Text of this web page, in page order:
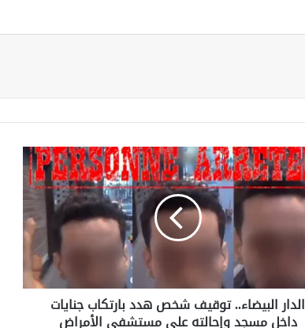
الدار البيضاء.. توقيف شخص هدد بارتكاب جنايات
داخل مسجد وإحالته على مستشفى الأمراض